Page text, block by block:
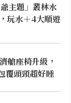
主題」叢林水
玩水＋4大順遊
艙座椅升級，
覆頭頸超好睡